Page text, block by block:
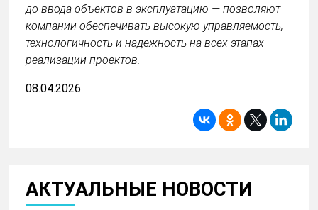
до ввода объектов в эксплуатацию — позволяют
компании обеспечивать высокую управляемость,
технологичность и надежность на всех этапах
реализации проектов.
08.04.2026
АКТУАЛЬНЫЕ НОВОСТИ